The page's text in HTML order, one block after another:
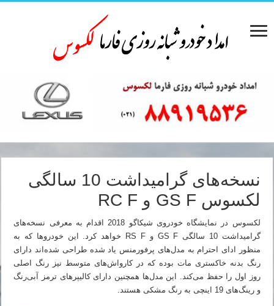
نسخه‌های گرامیداشت 10 سالگی
لکسوس GS F و RC F
لکسوس در نمایشگاه خودروی شیکاگو 2018 اقدام به معرفی نسخه‌های
گرامیداشت 10 سالگی GS F و RS F خواهد کرد. این خودروها که به
منظور ادای احترام به مدل‌های پرفورمنس یاد شده طراحی شده‌اند دارای
رنگ بدنه خاکستری مات بوده که در کارواش‌های متوسط نیز رنگ اصلی
روز اول را حفظ می‌کند. این مدل‌ها همچنین دارای کالیپرهای ترمز آبی‌رنگ
و رینگ‌های 19 اینچی به رنگ مشکی هستند.